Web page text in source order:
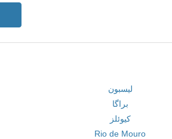
لیسبون
براگا
کیوئلز
Rio de Mouro